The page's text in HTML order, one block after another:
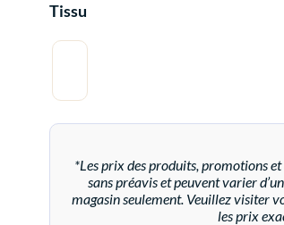
Tissu
*Les prix des produits, promotions
sans préavis et peuvent varier
magasin seulement. Veuillez visiter
les prix